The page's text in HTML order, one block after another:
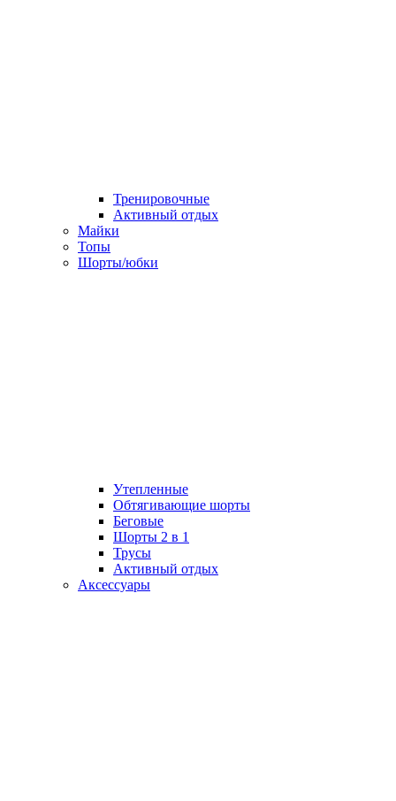
Тренировочные
Активный отдых
Майки
Топы
Шорты/юбки
Утепленные
Обтягивающие шорты
Беговые
Шорты 2 в 1
Трусы
Активный отдых
Аксессуары